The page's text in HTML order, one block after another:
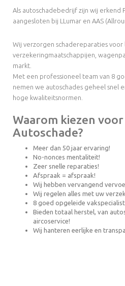
Als autoschadebedrijf zijn wij erkend
aangesloten bij LLumar en AAS
Wij verzorgen schadereparaties voor
verzekeringmaatschappijen,
markt.
Met een professioneel team van 8
nemen we autoschades geheel snel
hoge kwaliteitsnormen.
Waarom kiezen
Autoschade?
Meer dan 50 jaar ervaring!
No-nonces mentaliteit!
Zeer snelle reparaties!
Afspraak = afspraak!
Wij hebben vervangend
Wij regelen alles met uw
8 goed opgeleide
Bieden totaal herstel, van
aircoservice!
Wij hanteren eerlijke en